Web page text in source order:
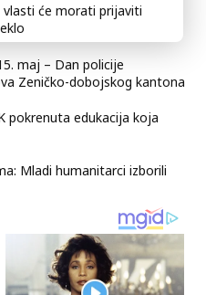
vlasti će morati prijaviti
maj – Dan policije
Zeničko-dobojskog kantona
pokrenuta edukacija koja
Mladi humanitarci izborili